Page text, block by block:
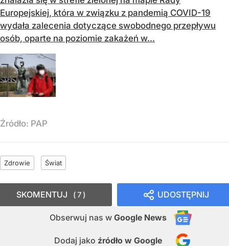
Europejskiej, która w związku z pandemią COVID-19
wydała zalecenia dotyczące swobodnego przepływu
osób, oparte na poziomie zakażeń w...
Źródło: PAP
Zdrowie Świat
UDOSTĘPNIJ
Obserwuj nas w Google News
Dodaj jako źródło w Google
SKOMENTUJ 7